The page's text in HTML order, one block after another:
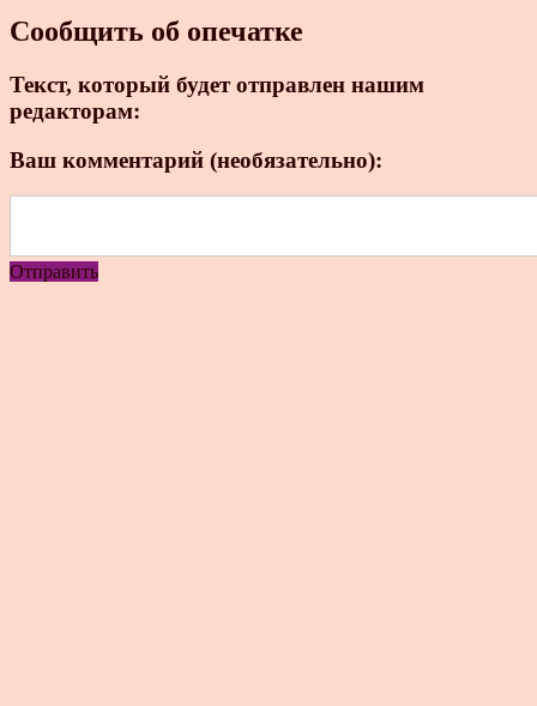
Сообщить об опечатке
Текст, который будет отправлен нашим
редакторам:
Ваш комментарий (необязательно):
Отправить